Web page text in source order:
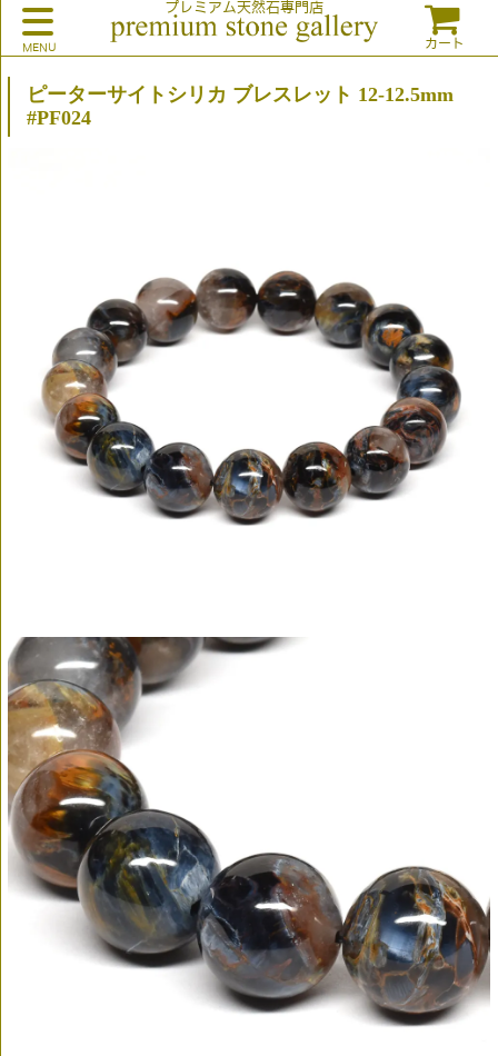
プレミアム天然石専門店
カート
ピーターサイトシリカ ブレスレット 12-12.5mm
#PF024